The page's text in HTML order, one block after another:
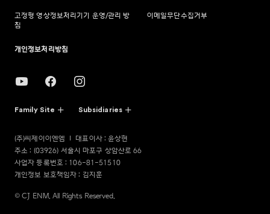
고정형 영상정보처리기기 운영/관리 방
침
이메일무단수집거부
개인정보처리방침
Family Site Subsidiaries
(주)씨제이이엔엠
대표이사 : 윤상현
주소 : (03926) 서울시 마포구 상암산로 66
사업자 등록번호 : 106-81-51510
개인정보 보호책임자 : 김지훈
© CJ ENM. All Rights Reserved.